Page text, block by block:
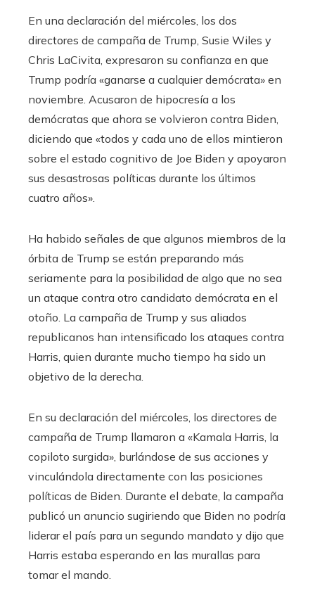
En una declaración del miércoles, los dos
directores de campaña de Trump, Susie Wiles y
Chris LaCivita, expresaron su confianza en que
Trump podría «ganarse a cualquier demócrata» en
noviembre. Acusaron de hipocresía a los
demócratas que ahora se volvieron contra Biden,
diciendo que «todos y cada uno de ellos mintieron
sobre el estado cognitivo de Joe Biden y apoyaron
sus desastrosas políticas durante los últimos
cuatro años».
Ha habido señales de que algunos miembros de la
órbita de Trump se están preparando más
seriamente para la posibilidad de algo que no sea
un ataque contra otro candidato demócrata en el
otoño. La campaña de Trump y sus aliados
republicanos han intensificado los ataques contra
Harris, quien durante mucho tiempo ha sido un
objetivo de la derecha.
En su declaración del miércoles, los directores de
campaña de Trump llamaron a «Kamala Harris, la
copiloto surgida», burlándose de sus acciones y
vinculándola directamente con las posiciones
políticas de Biden. Durante el debate, la campaña
publicó un anuncio sugiriendo que Biden no podría
liderar el país para un segundo mandato y dijo que
Harris estaba esperando en las murallas para
tomar el mando.